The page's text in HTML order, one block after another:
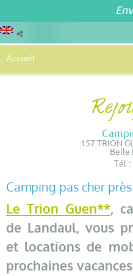
Accueil
157 TRION
Belle
Tél :
Camping pas cher
Le Trion Guen**,
de Landaul, vous
et locations de
prochaines